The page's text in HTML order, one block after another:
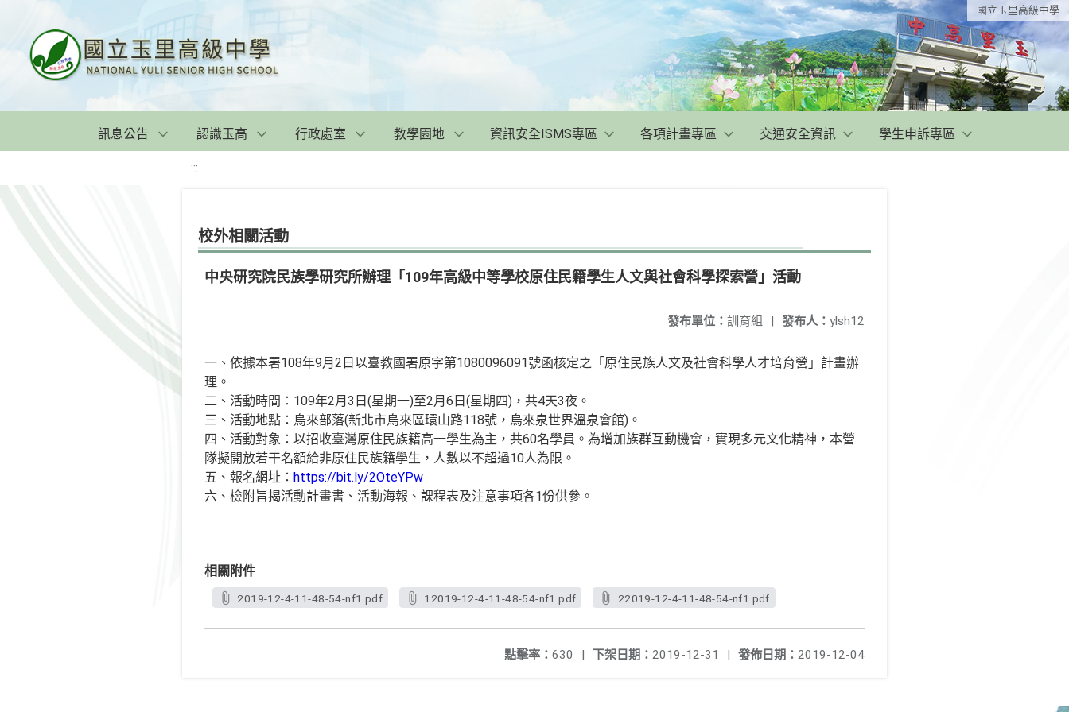
國立玉里高級中學
訊息公告 認識玉高 行政處室 教學園地 資訊安全ISMS專區 各項計畫專區 交通安全資訊 學生申訴專區
:::
校外相關活動
中央研究院民族學研究所辦理「109年高級中等學校原住民籍學生人文與社會科學探索營」活動
發布人： ylsh12
發布單位： 訓育組 |
一、依據本署108年9月2日以臺教國署原字第1080096091號函核定之「原住民族人文及社會科學人才培育營」計畫辦
理。
二、活動時間：109年2月3日(星期一)至2月6日(星期四)，共4天3夜。
三、活動地點：烏來部落(新北市烏來區環山路118號，烏來泉世界溫泉會館)。
四、活動對象：以招收臺灣原住民族籍高一學生為主，共60名學員。為增加族群互動機會，實現多元文化精神，本營
隊擬開放若干名額給非原住民族籍學生，人數以不超過10人為限。
五、報名網址： https://bit.ly/2OteYPw
六、檢附旨揭活動計畫書、活動海報、課程表及注意事項各1份供參。
相關附件
2019-12-4-11-48-54-nf1.pdf 12019-12-4-11-48-54-nf1.pdf 22019-12-4-11-48-54-nf1.pdf
發佈日期： 2019-12-04
下架日期： 2019-12-31 |
點擊率： 630 |